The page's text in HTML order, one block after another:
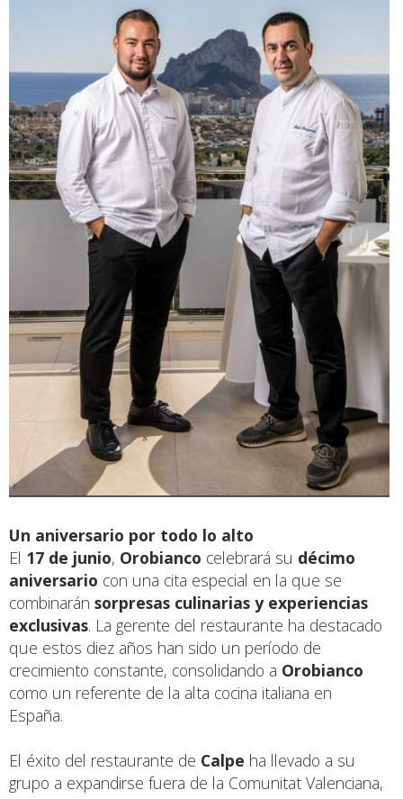
Un aniversario por todo lo alto
El 17 de junio, Orobianco celebrará su décimo
aniversario con una cita especial en la que se
combinarán sorpresas culinarias y experiencias
exclusivas. La gerente del restaurante ha destacado
que estos diez años han sido un período de
crecimiento constante, consolidando a Orobianco
como un referente de la alta cocina italiana en
España.
El éxito del restaurante de Calpe ha llevado a su
grupo a expandirse fuera de la Comunitat Valenciana,